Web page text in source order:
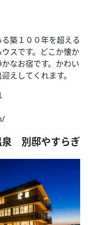
築１００年を超える
スです。どこか懐か
なお宿です。かわい
えしてくれます。
別邸やすらぎ